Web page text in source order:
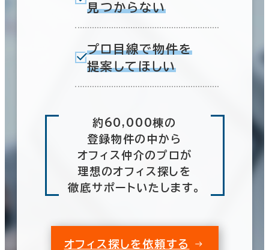
見つからない
プロ目線で物件を
提案してほしい
約60,000棟の
登録物件の中から
オフィス仲介のプロが
理想のオフィス探しを
徹底サポートいたします。
オフィス探しを依頼する